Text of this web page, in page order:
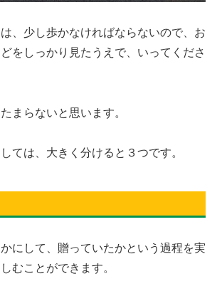
、少し歩かなければならないので、お
をしっかり見たうえで、いってくださ
まらないと思います。
ては、大きく分けると３つです。
にして、贈っていたかという過程を実
むことができます。